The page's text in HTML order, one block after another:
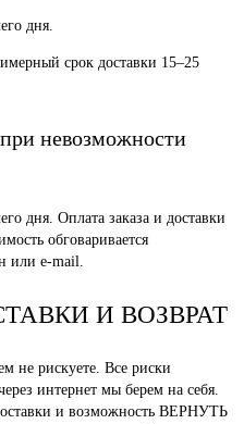
дня.
срок доставки 15–25
невозможности
дня. Оплата заказа и доставки
обговаривается
или e-mail.
И ВОЗВРАТ
не рискуете. Все риски
интернет мы берем на себя.
и возможность ВЕРНУТЬ